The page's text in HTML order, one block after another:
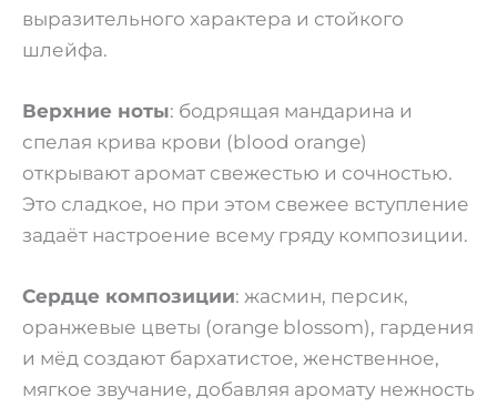
выразительного характера и стойкого
шлейфа.
Верхние ноты: бодрящая мандарина и
спелая крива крови (blood orange)
открывают аромат свежестью и сочностью.
Это сладкое, но при этом свежее вступление
задаёт настроение всему гряду композиции.
Сердце композиции: жасмин, персик,
оранжевые цветы (orange blossom), гардения
и мёд создают бархатистое, женственное,
мягкое звучание, добавляя аромату нежность